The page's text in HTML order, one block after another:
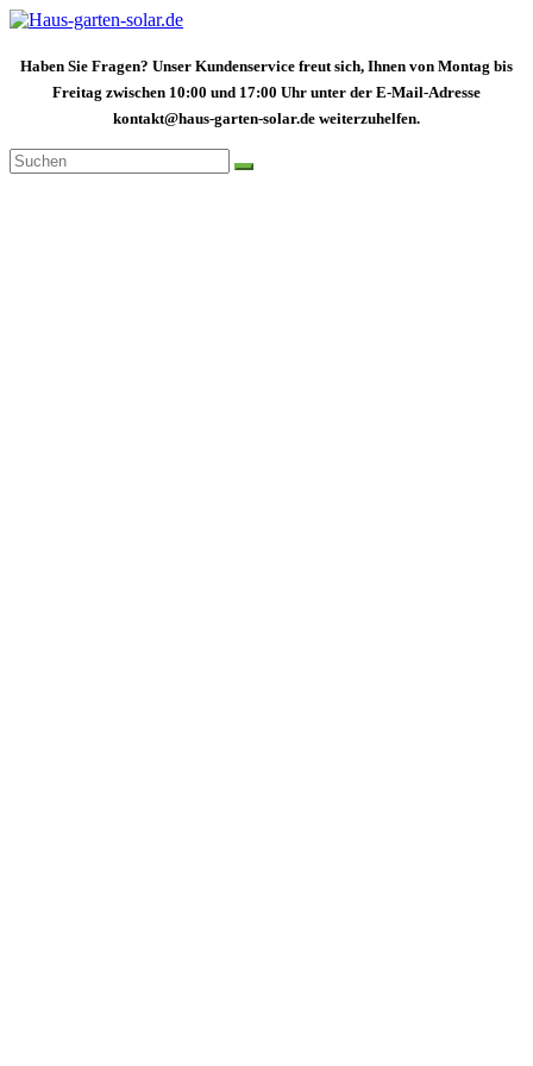
Zum
springen
Haben Sie Fragen? Unser Kundenservice freut sich, Ihnen von Montag bis
Freitag zwischen 10:00 und 17:00 Uhr unter der E-Mail-Adresse
kontakt@haus-garten-solar.de weiterzuhelfen.